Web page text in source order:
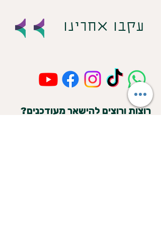
עקבו אחרינו
רוצות ורוצים להישאר מעודכנים?